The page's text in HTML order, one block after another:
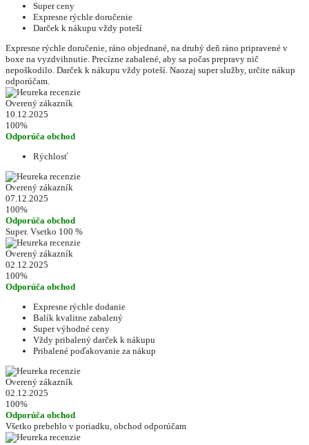
Super ceny
Expresne rýchle doručenie
Darček k nákupu vždy poteší
Expresne rýchle doručenie, ráno objednané, na druhý deň ráno pripravené v
boxe na vyzdvihnutie. Precízne zabalené, aby sa počas prepravy nič
nepoškodilo. Darček k nákupu vždy poteší. Naozaj super služby, určite nákup
odporúčam.
Overený zákazník
10.12.2025
100%
Odporúča obchod
Rýchlosť
Overený zákazník
07.12.2025
100%
Odporúča obchod
Super. Vsetko 100 %
Overený zákazník
02.12.2025
100%
Odporúča obchod
Expresne rýchle dodanie
Balík kvalitne zabalený
Super výhodné ceny
Vždy pribalený darček k nákupu
Pribalené poďakovanie za nákup
Overený zákazník
02.12.2025
100%
Odporúča obchod
Všetko prebehlo v poriadku, obchod odporúčam